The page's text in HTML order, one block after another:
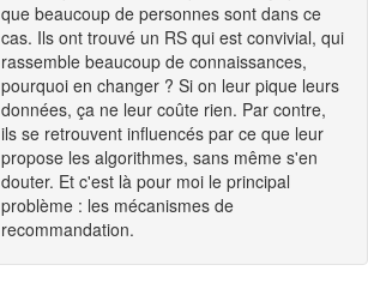
que beaucoup de personnes sont dans ce
cas. Ils ont trouvé un RS qui est convivial, qui
rassemble beaucoup de connaissances,
pourquoi en changer ? Si on leur pique leurs
données, ça ne leur coûte rien. Par contre,
ils se retrouvent influencés par ce que leur
propose les algorithmes, sans même s'en
douter. Et c'est là pour moi le principal
problème : les mécanismes de
recommandation.